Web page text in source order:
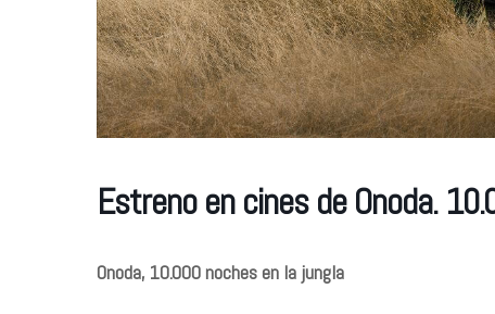
Estreno en cines de Onoda.
Onoda, 10.000 noches en la jungla